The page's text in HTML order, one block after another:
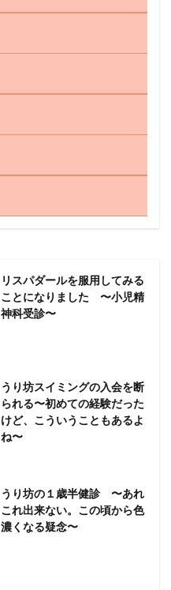
リスパダールを服用してみる
ことになりました 〜小児精
神科受診〜
うり坊スイミングの入会を断
られる〜初めての経験だった
けど、こういうこともあるよ
ね〜
うり坊の１歳半健診 〜あれ
これ出来ない。この頃から色
濃くなる疑念〜